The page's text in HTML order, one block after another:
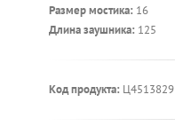
Размер мостика: 16
Длина заушника: 125
Код продукта: Ц4513829